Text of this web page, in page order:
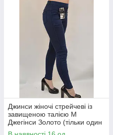
Джинси жіночі стрейчеві із
завищеною талією M
Джегінси Золото (тільки один
розмір M у синьому кольорі)